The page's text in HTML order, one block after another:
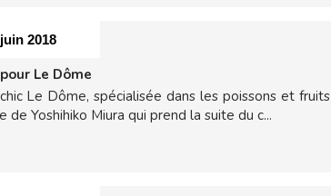
2018
Le Dôme
Le Dôme, spécialisée dans les poissons et fruits
Yoshihiko Miura qui prend la suite du c...